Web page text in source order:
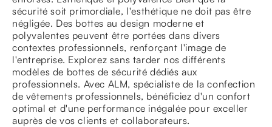
sécurité soit primordiale, l'esthétique ne doit pas être
négligée. Des bottes au design moderne et
polyvalentes peuvent être portées dans divers
contextes professionnels, renforçant l'image de
l'entreprise. Explorez sans tarder nos différents
modèles de bottes de sécurité dédiés aux
professionnels. Avec ALM, spécialiste de la confection
de vêtements professionnels, bénéficiez d'un confort
optimal et d'une performance inégalée pour exceller
auprès de vos clients et collaborateurs.